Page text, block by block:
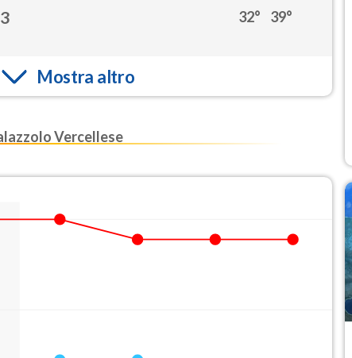
32° 39°
Mostra altro
Vercellese